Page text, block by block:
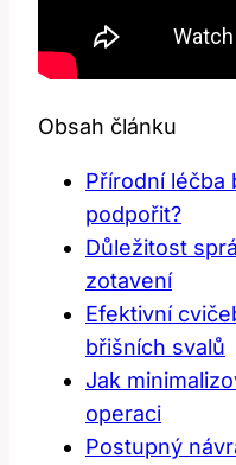
Obsah článku
Přírodní léčba
podpořit?
Důležitost
zotavení
Efektivní
břišních svalů
Jak
operaci
Postupný